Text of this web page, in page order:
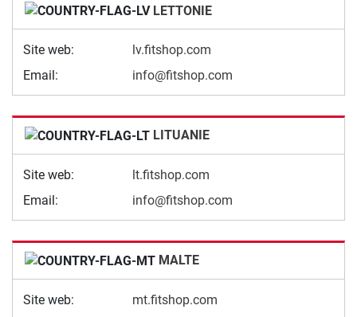
LETTONIE
Site web:
lv.fitshop.com
Email:
info@fitshop.com
LITUANIE
Site web:
lt.fitshop.com
Email:
info@fitshop.com
MALTE
Site web: mt.fitshop.com